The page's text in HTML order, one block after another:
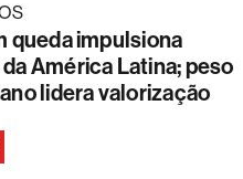
queda impulsiona
América Latina; peso
lidera valorização